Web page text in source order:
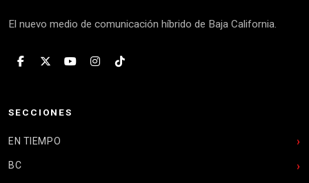
El nuevo medio de comunicación híbrido de Baja California.
SECCIONES
EN TIEMPO
BC